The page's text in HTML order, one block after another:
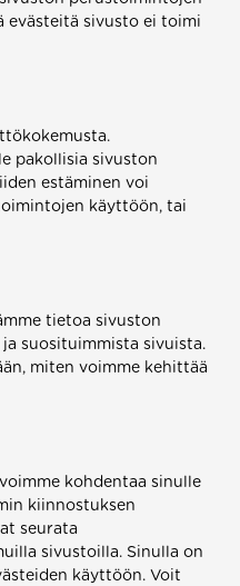
evästeitä sivusto ei toimi
pakollisia sivuston
estäminen voi
käyttöön, tai
tietoa sivuston
suosituimmista sivuista.
miten voimme kehittää
kohdentaa sinulle
kiinnostuksen
seurata
sivustoilla. Sinulla on
käyttöön. Voit